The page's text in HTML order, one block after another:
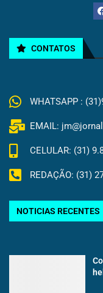
CONTATOS
WHATSAPP :
EMAIL:
CELULAR: (31)
REDAÇÃO: (31)
NOTICIAS RECENTES